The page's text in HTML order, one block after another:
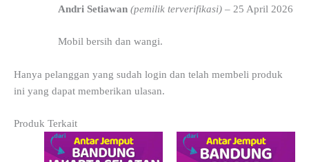
Andri Setiawan (pemilik terverifikasi) – 25 April 2026
Mobil bersih dan wangi.
Hanya pelanggan yang sudah login dan telah membeli produk
ini yang dapat memberikan ulasan.
Produk Terkait